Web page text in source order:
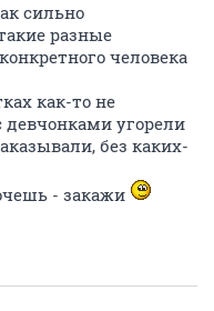
сильно
разные
человека
как-то не
угорели
без каких-
- закажи